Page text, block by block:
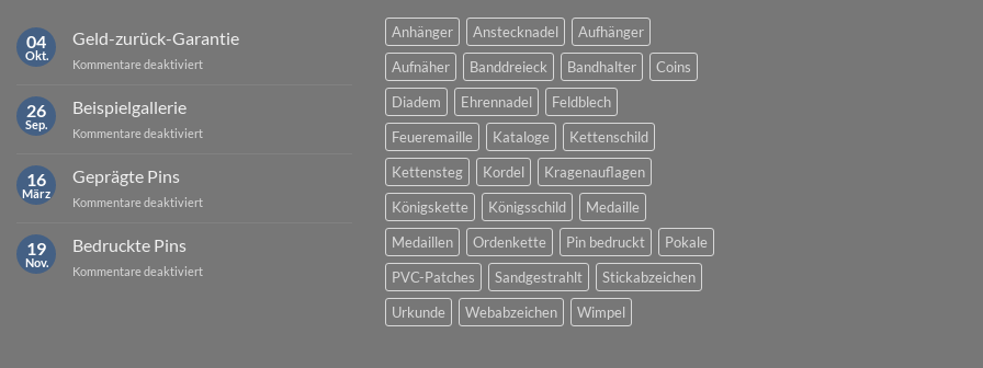
04
Okt.
Geld-zurück-Garantie
Kommentare deaktiviertfür
26
Sep.
Beispielgallerie
Kommentare deaktiviertfür
16
März
Geprägte Pins
Kommentare deaktiviertfür
19
Nov.
Bedruckte Pins
Kommentare deaktiviertfür
Anhänger Anstecknadel
Aufhänger
Aufnäher
Banddreieck Bandhalter
Coins
Diadem
Ehrennadel
Feldblech
Feueremaille
Kataloge
Kettenschild
Kettensteg
Kordel
Kragenauflagen
Königskette
Königsschild
Medaille
Medaillen
Ordenkette Pin bedruckt
Pokale
PVC-Patches
Sandgestrahlt
Stickabzeichen
Urkunde
Webabzeichen Wimpel